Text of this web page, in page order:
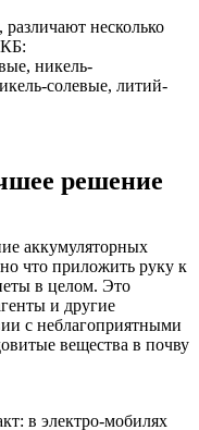
несколько
никель-
солевые, литий-
решение
аккумуляторных
что приложить руку к
в целом. Это
и другие
с неблагоприятными
вещества в почву
в электро-мобилях